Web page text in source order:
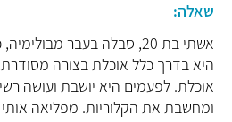
שאלה:
אשתי בת 20, סבלה בעבר
היא בדרך כלל אוכלת בצורה
אוכלת. לפעמים היא יושבת ועושה
ומחשבת את הקלוריות. מפליאה